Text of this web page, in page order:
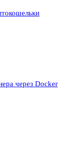
через Docker